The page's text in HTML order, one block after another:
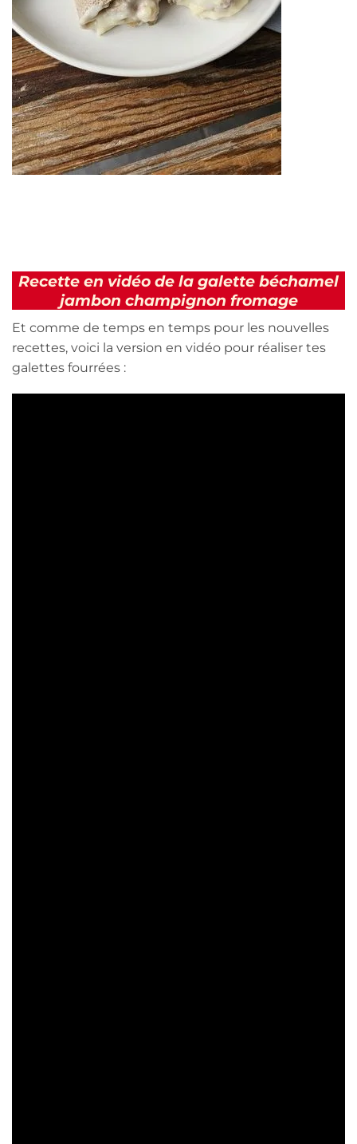
Recette en vidéo de la galette béchamel
jambon champignon fromage
Et comme de temps en temps pour les nouvelles
recettes, voici la version en vidéo pour réaliser tes
galettes fourrées :